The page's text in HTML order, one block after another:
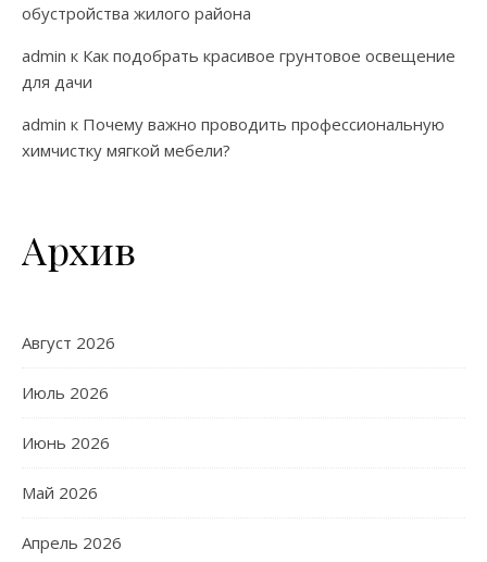
обустройства жилого района
admin к Как подобрать красивое грунтовое освещение
для дачи
admin к Почему важно проводить профессиональную
химчистку мягкой мебели?
Архив
Август 2026
Июль 2026
Июнь 2026
Май 2026
Апрель 2026